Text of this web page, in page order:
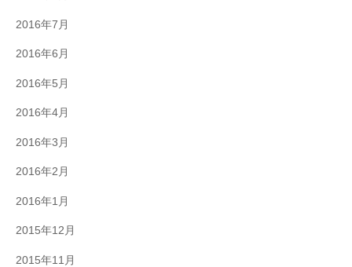
2016年7月
2016年6月
2016年5月
2016年4月
2016年3月
2016年2月
2016年1月
2015年12月
2015年11月